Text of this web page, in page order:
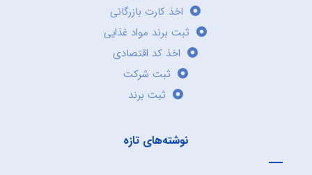
اخذ کارت بازرگانی
ثبت برند مواد غذایی
اخذ کد اقتصادی
ثبت شرکت
ثبت برند
نوشته‌های تازه